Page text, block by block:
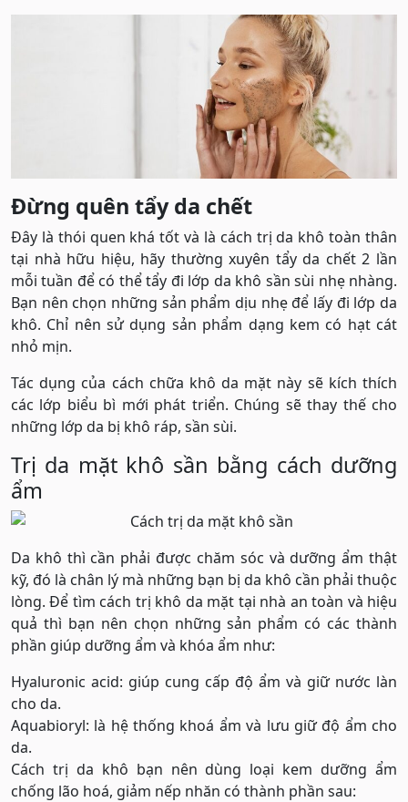
Đừng quên tẩy da chết
Đây là thói quen khá tốt và là cách trị da khô toàn thân
tại nhà hữu hiệu, hãy thường xuyên tẩy da chết 2 lần
mỗi tuần để có thể tẩy đi lớp da khô sần sùi nhẹ nhàng.
Bạn nên chọn những sản phẩm dịu nhẹ để lấy đi lớp da
khô. Chỉ nên sử dụng sản phẩm dạng kem có hạt cát
nhỏ mịn.
Tác dụng của cách chữa khô da mặt này sẽ kích thích
các lớp biểu bì mới phát triển. Chúng sẽ thay thế cho
những lớp da bị khô ráp, sần sùi.
Trị da mặt khô sần bằng cách dưỡng
ẩm
Da khô thì cần phải được chăm sóc và dưỡng ẩm thật
kỹ, đó là chân lý mà những bạn bị da khô cần phải thuộc
lòng. Để tìm cách trị khô da mặt tại nhà an toàn và hiệu
quả thì bạn nên chọn những sản phẩm có các thành
phần giúp dưỡng ẩm và khóa ẩm như:
Hyaluronic acid: giúp cung cấp độ ẩm và giữ nước làn
cho da.
Aquabioryl: là hệ thống khoá ẩm và lưu giữ độ ẩm cho
da.
Cách trị da khô bạn nên dùng loại kem dưỡng ẩm
chống lão hoá, giảm nếp nhăn có thành phần sau: